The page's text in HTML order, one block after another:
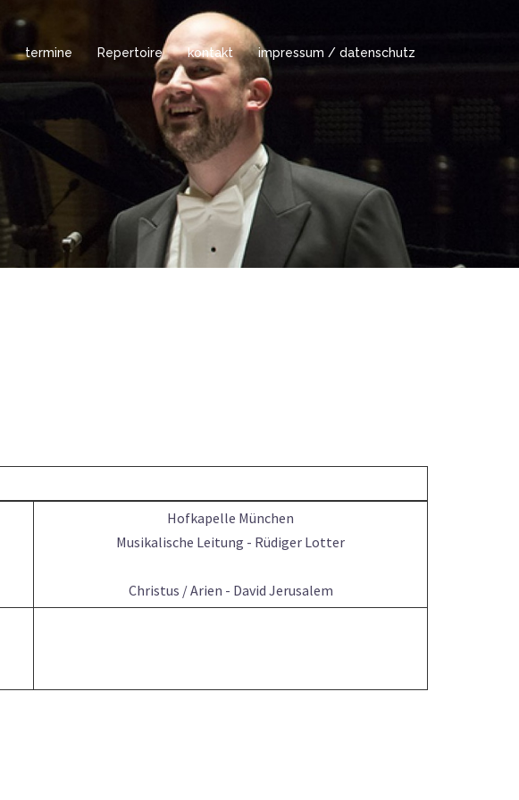
termine Repertoire kontakt impressum / datenschutz
Hofkapelle München
Musikalische Leitung - Rüdiger Lotter
Christus / Arien - David Jerusalem